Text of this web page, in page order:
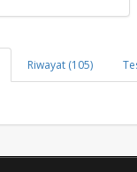
Riwayat (105)